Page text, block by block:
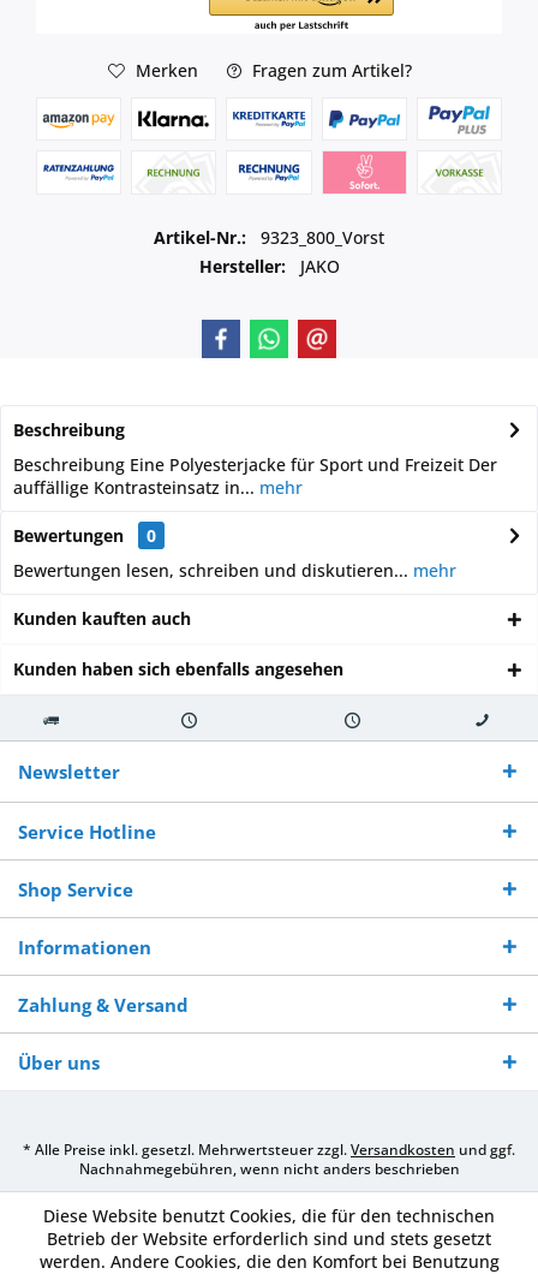
Merken Fragen zum Artikel?
Artikel-Nr.:
9323_800_Vorst
Hersteller:
JAKO
Beschreibung
Beschreibung Eine Polyesterjacke für Sport und Freizeit Der
auffällige Kontrasteinsatz in... mehr
Bewertungen
0
Bewertungen lesen, schreiben und diskutieren... mehr
Kunden kauften auch
Kunden haben sich ebenfalls angesehen
Kostenloser
Versand ab €
250,-
Versand innerhalb von Versand von So erreichen
Sie uns 0160
970 511 90
Newsletter
Service Hotline
Shop Service
Informationen
Zahlung & Versand
Über uns
* Alle Preise inkl. gesetzl. Mehrwertsteuer zzgl.Versandkosten und ggf.
Nachnahmegebühren, wenn nicht anders beschrieben
Diese Website benutzt Cookies, die für den technischen
Betrieb der Website erforderlich sind und stets gesetzt
werden. Andere Cookies, die den Komfort bei Benutzung